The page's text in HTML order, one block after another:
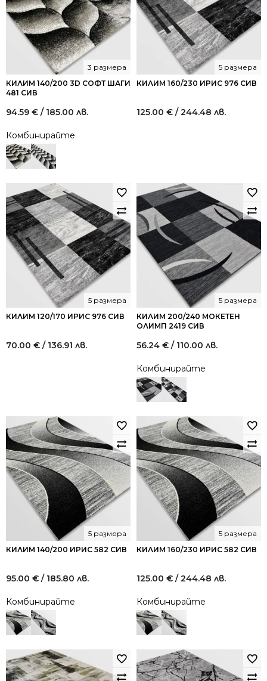
КИЛИМ 140/200 3D СОФТ ШАГИ
481 СИВ
3 размера
94.59 € / 185.00 лв.
Комбинирайте
КИЛИМ 160/230 ИРИС 976 СИВ
5 размера
125.00 € / 244.48 лв.
КИЛИМ 120/170 ИРИС 976 СИВ
5 размера
70.00 € / 136.91 лв.
КИЛИМ 200/240 МОКЕТЕН
ОЛИМП 2419 СИВ
5 размера
56.24 € / 110.00 лв.
Комбинирайте
КИЛИМ 140/200 ИРИС 582 СИВ
5 размера
95.00 € / 185.80 лв.
Комбинирайте
КИЛИМ 160/230 ИРИС 582 СИВ
5 размера
125.00 € / 244.48 лв.
Комбинирайте